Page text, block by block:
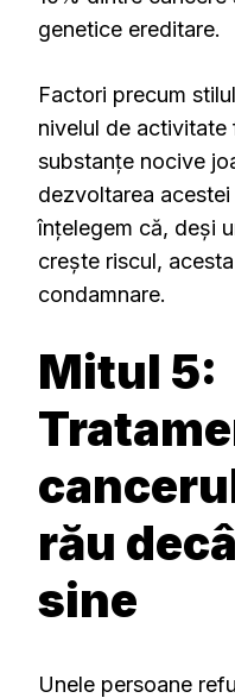
genetice ereditare.
Factori precum
nivelul de activitate
substanțe nocive
dezvoltarea
înțelegem că, deși
crește riscul,
condamnare.
Mitul 5:
rău
sine
Unele persoane